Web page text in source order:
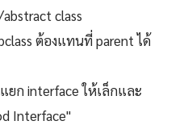
class
ต้องแทนที่ parent ได้
ยก interface ให้เล็กและ
Interface"